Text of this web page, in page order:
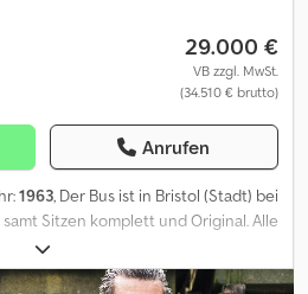
29.000 €
VB zzgl. MwSt.
(34.510 € brutto)
Anrufen
1963, Der Bus ist in Bristol (Stadt) bei
Sitzen komplett und Original. Alle
Er war der letzte des Typs, der
ganz besonderes Stück, sogar mit